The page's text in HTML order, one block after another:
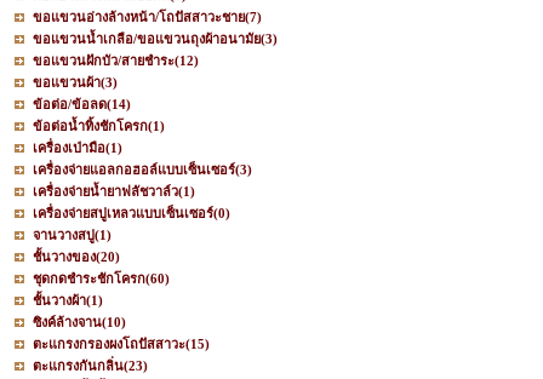
ขอแขวนอ่างล้างหน้า/โถปัสสาวะชาย(7)
ขอแขวนน้ำเกลือ/ขอแขวนถุงผ้าอนามัย(3)
ขอแขวนฝักบัว/สายชำระ(12)
ขอแขวนผ้า(3)
ข้อต่อ/ข้อลด(14)
ข้อต่อน้ำทิ้งชักโครก(1)
เครื่องเป่ามือ(1)
เครื่องจ่ายแอลกอฮอล์แบบเซ็นเซอร์(3)
เครื่องจ่ายน้ำยาฟลัชวาล์ว(1)
เครื่องจ่ายสบู่เหลวแบบเซ็นเซอร์(0)
จานวางสบู่(1)
ชั้นวางของ(20)
ชุดกดชำระชักโครก(60)
ชั้นวางผ้า(1)
ซิงค์ล้างจาน(10)
ตะแกรงกรองผงโถปัสสาวะ(15)
ตะแกรงกันกลิ่น(23)